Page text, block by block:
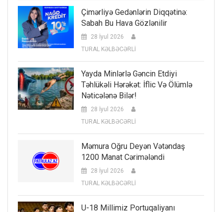
Çimərliyə Gedənlərin Diqqətinə:
Sabah Bu Hava Gözlənilir
28 İyul 2026
TURAL KƏLBƏCƏRLİ
Yayda Minlərlə Gəncin Etdiyi
Təhlükəli Hərəkət: İflic Və Ölümlə
Nəticələnə Bilər!
28 İyul 2026
TURAL KƏLBƏCƏRLİ
Məmura Oğru Deyən Vətəndaş
1200 Manat Cərimələndi
28 İyul 2026
TURAL KƏLBƏCƏRLİ
U-18 Millimiz Portuqaliyanı